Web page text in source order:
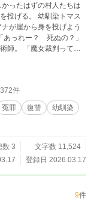
ったはずの村人たちは
投げる。 幼馴染トマス
っれー？ 死ぬの？」
師。 「魔女裁判っての
こうして、魔
讐劇が始まる。
件
冤罪 復讐
幼馴染
数 3
文字数 11,524
登録日 2026.03.17
9件